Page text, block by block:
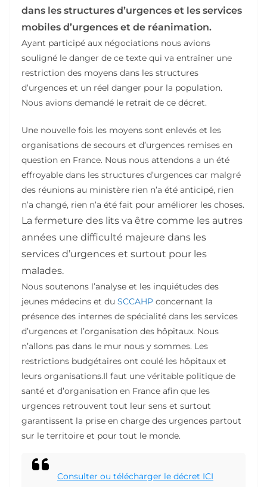
dans les structures d’urgences et les services
mobiles d’urgences et de réanimation.
Ayant participé aux négociations nous avions
souligné le danger de ce texte qui va entraîner une
restriction des moyens dans les structures
d’urgences et un réel danger pour la population.
Nous avions demandé le retrait de ce décret.
Une nouvelle fois les moyens sont enlevés et les
organisations de secours et d’urgences remises en
question en France. Nous nous attendons a un été
effroyable dans les structures d’urgences car malgré
des réunions au ministère rien n’a été anticipé, rien
n’a changé, rien n’a été fait pour améliorer les choses.
La fermeture des lits va être comme les autres
années une difficulté majeure dans les
services d’urgences et surtout pour les
malades.
Nous soutenons l’analyse et les inquiétudes des
jeunes médecins et du SCCAHP concernant la
présence des internes de spécialité dans les services
d’urgences et l’organisation des hôpitaux. Nous
n’allons pas dans le mur nous y sommes. Les
restrictions budgétaires ont coulé les hôpitaux et
leurs organisations.Il faut une véritable politique de
santé et d’organisation en France afin que les
urgences retrouvent tout leur sens et surtout
garantissent la prise en charge des urgences partout
sur le territoire et pour tout le monde.
Consulter ou télécharger le décret ICI